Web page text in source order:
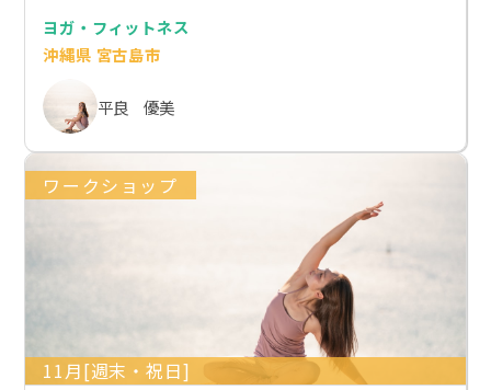
ヨガ・フィットネス
沖縄県 宮古島市
平良 優美
ワークショップ
11月[週末・祝日]